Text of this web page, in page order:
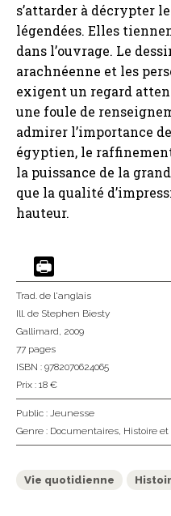
s’attarder à décrypter
légendées. Elles
dans l’ouvrage. Le
arachnéenne et les
exigent un regard
une foule de
admirer l’importance
égyptien, le
la puissance de la
que la qualité
hauteur.
Trad. de l'anglais
Ill. de Stephen Biesty
Gallimard, 2009
77 pages
ISBN : 9782070624065
Prix : 18 €
Public : Jeunesse
Genre : Documentaires, Histoire et
Vie quotidienne